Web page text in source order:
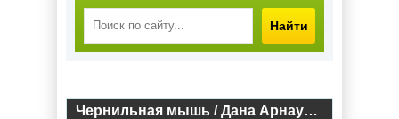
Найти
Чернильная мышь / Дана Арнаутова